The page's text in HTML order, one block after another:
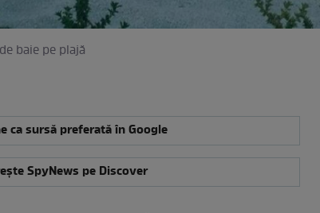
baie pe plajă
ca sursă preferată în Google
SpyNews pe Discover